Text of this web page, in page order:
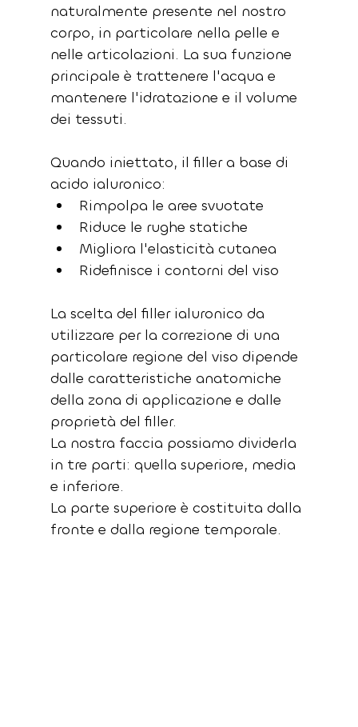
naturalmente presente nel nostro
corpo, in particolare nella pelle e
nelle articolazioni. La sua funzione
principale è trattenere l'acqua e
mantenere l'idratazione e il volume
dei tessuti.
Quando iniettato, il filler a base di
acido ialuronico:
Rimpolpa le aree svuotate
Riduce le rughe statiche
Migliora l'elasticità cutanea
Ridefinisce i contorni del viso
La scelta del filler ialuronico da
utilizzare per la correzione di una
particolare regione del viso dipende
dalle caratteristiche anatomiche
della zona di applicazione e dalle
proprietà del filler.
La nostra faccia possiamo dividerla
in tre parti: quella superiore, media
e inferiore.
La parte superiore è costituita dalla
fronte e dalla regione temporale.